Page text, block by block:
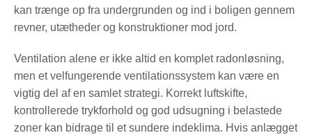
kan trænge op fra undergrunden og ind i boligen gennem
revner, utætheder og konstruktioner mod jord.
Ventilation alene er ikke altid en komplet radonløsning,
men et velfungerende ventilationssystem kan være en
vigtig del af en samlet strategi. Korrekt luftskifte,
kontrollerede trykforhold og god udsugning i belastede
zoner kan bidrage til et sundere indeklima. Hvis anlægget